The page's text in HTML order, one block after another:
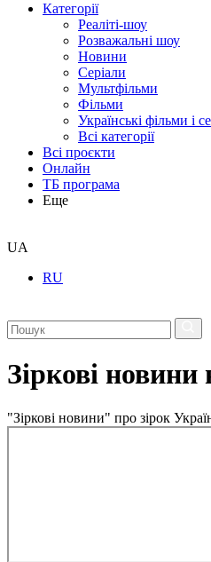
Категорії
Реаліті-шоу
Розважальні шоу
Новини
Серіали
Мультфільми
Фільми
Українські фільми і
Всі категорії
Всі проєкти
Онлайн
ТБ програма
Еще
UA
RU
Зіркові новини
"Зіркові новини" про зірок